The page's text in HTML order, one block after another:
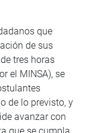
que
de sus
tres horas
el MINSA), se
de lo previsto, y
avanzar con